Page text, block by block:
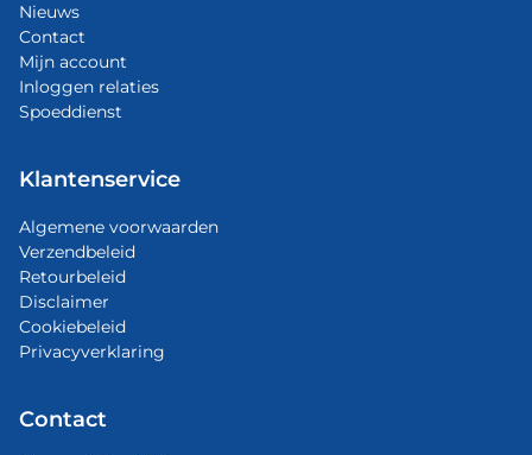
Nieuws
Contact
Mijn account
Inloggen relaties
Spoeddienst
Klantenservice
Algemene voorwaarden
Verzendbeleid
Retourbeleid
Disclaimer
Cookiebeleid
Privacyverklaring
Contact